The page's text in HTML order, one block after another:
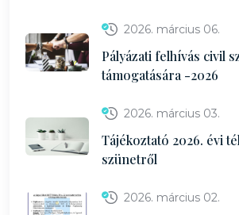
2026. március 06.
Pályázati felhívás civil
támogatására -2026
2026. március 03.
Tájékoztató 2026. évi
szünetről
2026. március 02.